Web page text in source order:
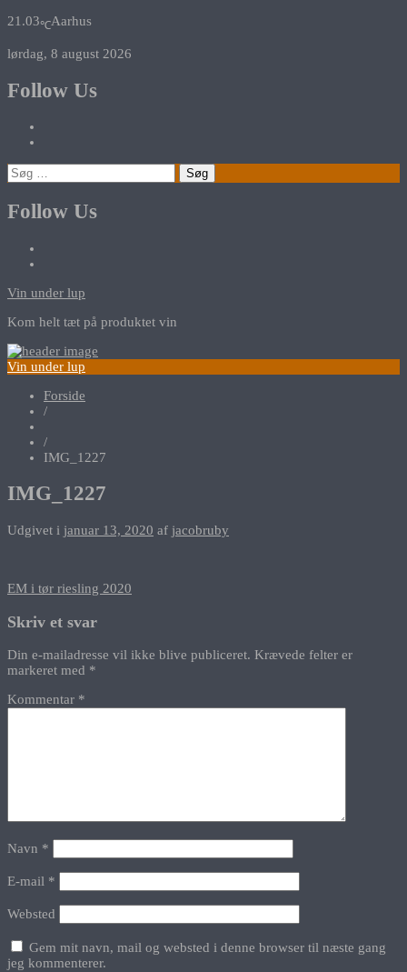
21.03℃Aarhus
lørdag, 8 august 2026
Follow Us
Søg
efter:
Follow Us
Vin under lup
Kom helt tæt på produktet vin
Vin under lup
Forside
/
/
IMG_1227
IMG_1227
Udgivet i januar 13, 2020 af jacobruby
Indlægsnavigation
EM i tør riesling 2020
Skriv et svar
Din e-mailadresse vil ikke blive publiceret. Krævede felter er
markeret med *
Kommentar *
Navn *
E-mail *
Websted
Gem mit navn, mail og websted i denne browser til næste gang
jeg kommenterer.